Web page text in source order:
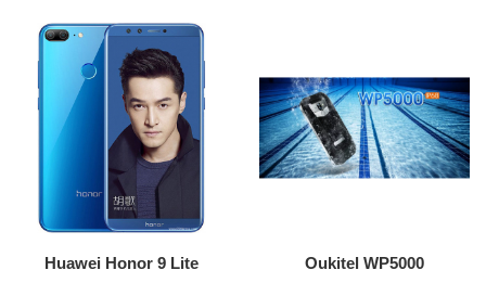
Huawei Honor 9 Lite Oukitel WP5000